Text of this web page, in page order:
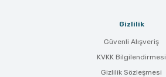
Gizlilik
Güvenli Alışveriş
KVKK Bilgilendirmesi
Gizlilik Sözleşmesi